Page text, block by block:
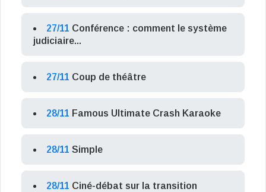
27/11 Conférence : comment le système
judiciaire...
27/11 Coup de théâtre
28/11 Famous Ultimate Crash Karaoke
28/11 Simple
28/11 Ciné-débat sur la transition